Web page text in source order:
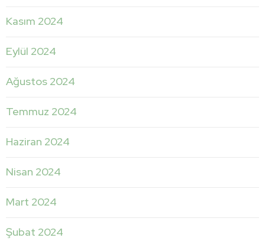
Kasım 2024
Eylül 2024
Ağustos 2024
Temmuz 2024
Haziran 2024
Nisan 2024
Mart 2024
Şubat 2024